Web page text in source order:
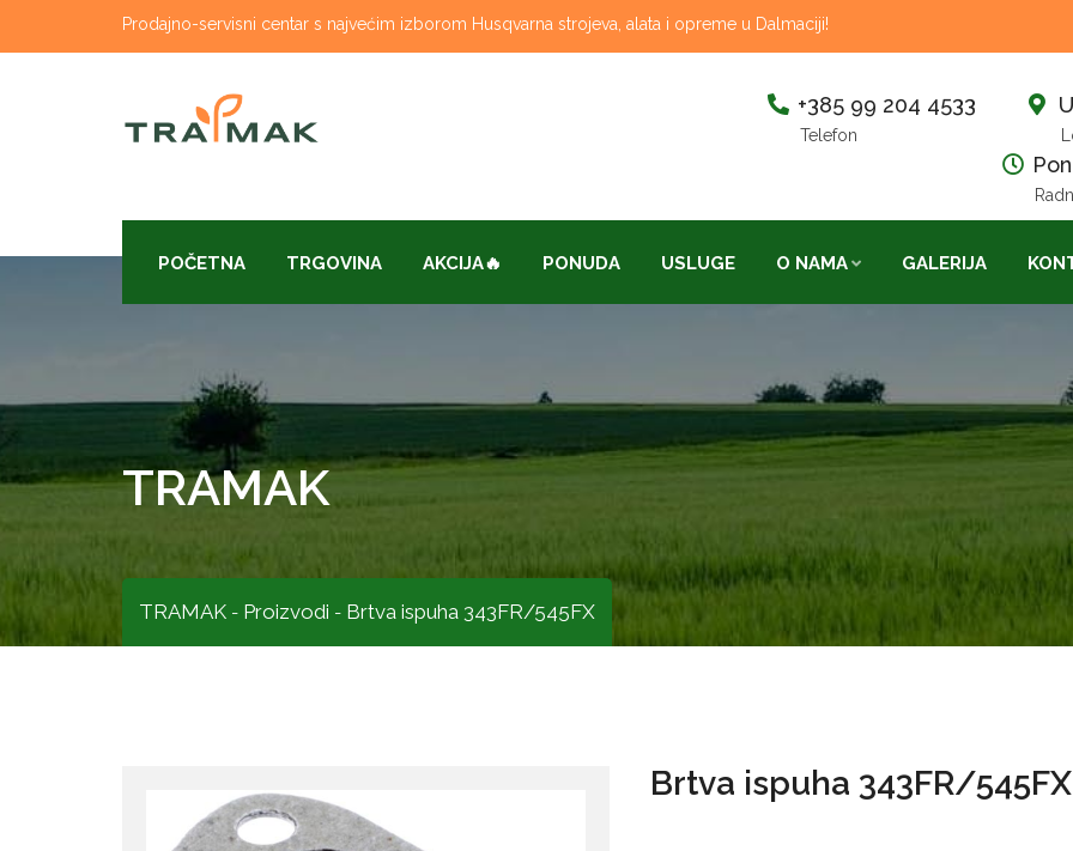
to
Prodajno-servisni centar s najvećim izborom Husqvarna strojeva, alata i opreme u Dalmaciji!
+385 99 204 4533
Telefon
POČETNA TRGOVINA AKCIJA🔥 PONUDA USLUGE O NAMA GALERIJA
TRAMAK
TRAMAK - Proizvodi - Brtva ispuha 343FR/545FX
Brtva ispuha 343FR/545FX